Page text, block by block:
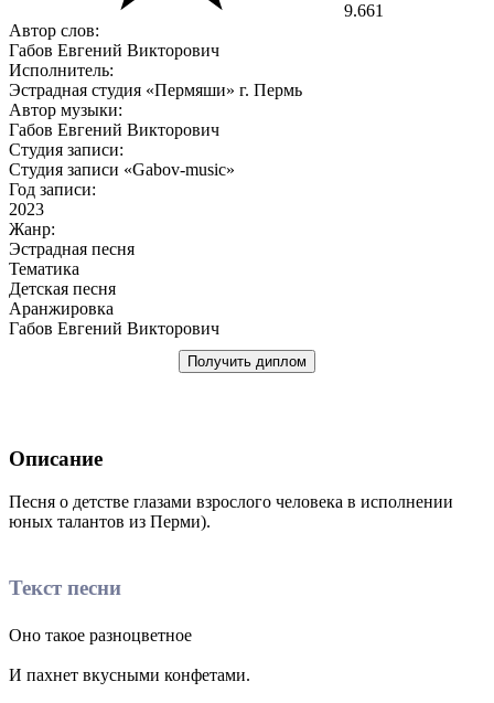
9.661
Автор слов:
Габов Евгений Викторович
Исполнитель:
Эстрадная студия «Пермяши» г. Пермь
Автор музыки:
Габов Евгений Викторович
​​​​​​​Студия записи:
Студия записи «Gabov-music»
Год записи:
2023
Жанр:
Эстрадная песня
Тематика
Детская песня
Аранжировка
Габов Евгений Викторович
Получить диплом
Описание
Песня о детстве глазами взрослого человека в исполнении
юных талантов из Перми).
Текст песни
Оно такое разноцветное
И пахнет вкусными конфетами.